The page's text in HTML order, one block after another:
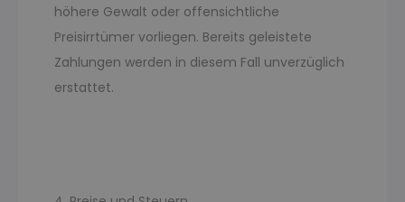
höhere Gewalt oder offensichtliche
Preisirrtümer vorliegen. Bereits geleistete
Zahlungen werden in diesem Fall unverzüglich
erstattet.